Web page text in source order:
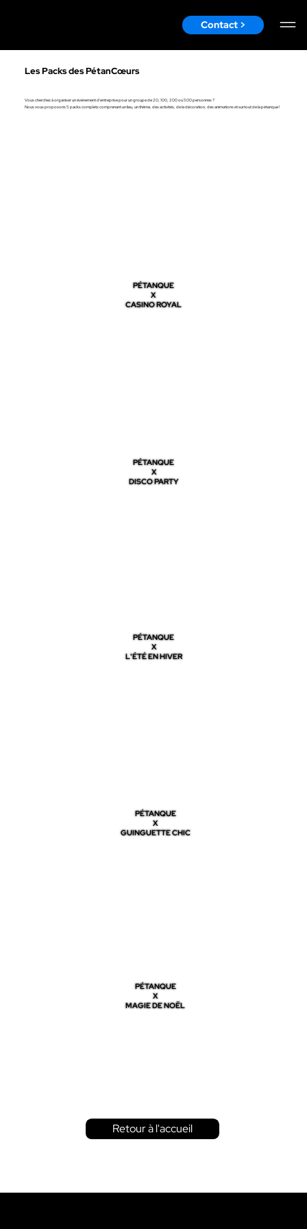
Contact >
PÉTANQUE
X
GUINGUETTE CHIC
PÉTANQUE
X
MAGIE DE NOËL
PÉTANQUE
X
L'ÉTÉ EN HIVER
PÉTANQUE
X
DISCO PARTY
PÉTANQUE
X
CASINO ROYAL
Les Packs des PétanCœurs
Vous cherchez à organiser un évènement d'entreprise pour un groupe de 20, 100, 200 ou 500 personnes ?
Nous vous proposons 5 packs complets comprenant un lieu, un thème, des activités, de la décoration, des animations et surtout de la pétanque !
Retour à l'accueil